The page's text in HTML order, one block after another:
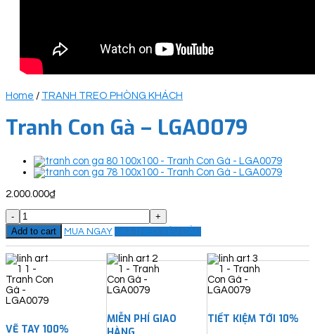
Home / TRANH TREO PHÒNG KHÁCH
Tranh Con Gà – LGA0079
2.000.000₫
Tranh
Con
Gà
-
LGA0079
quantity
Add to cart MUA NGAY ĐẶT THEO YÊU CẦU
VẼ TAY 100%
MIỄN PHÍ GIAO
TIẾT KIỆM TỚI 10%